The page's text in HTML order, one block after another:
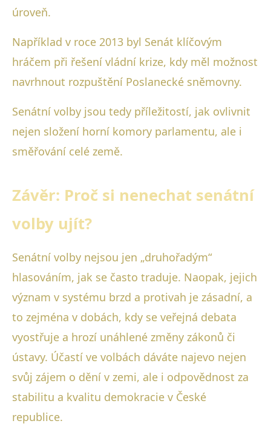
úroveň.
Například v roce 2013 byl Senát klíčovým
hráčem při řešení vládní krize, kdy měl možnost
navrhnout rozpuštění Poslanecké sněmovny.
Senátní volby jsou tedy příležitostí, jak ovlivnit
nejen složení horní komory parlamentu, ale i
směřování celé země.
Závěr: Proč si nenechat senátní
volby ujít?
Senátní volby nejsou jen „druhořadým“
hlasováním, jak se často traduje. Naopak, jejich
význam v systému brzd a protivah je zásadní, a
to zejména v dobách, kdy se veřejná debata
vyostřuje a hrozí unáhlené změny zákonů či
ústavy. Účastí ve volbách dáváte najevo nejen
svůj zájem o dění v zemi, ale i odpovědnost za
stabilitu a kvalitu demokracie v České
republice.